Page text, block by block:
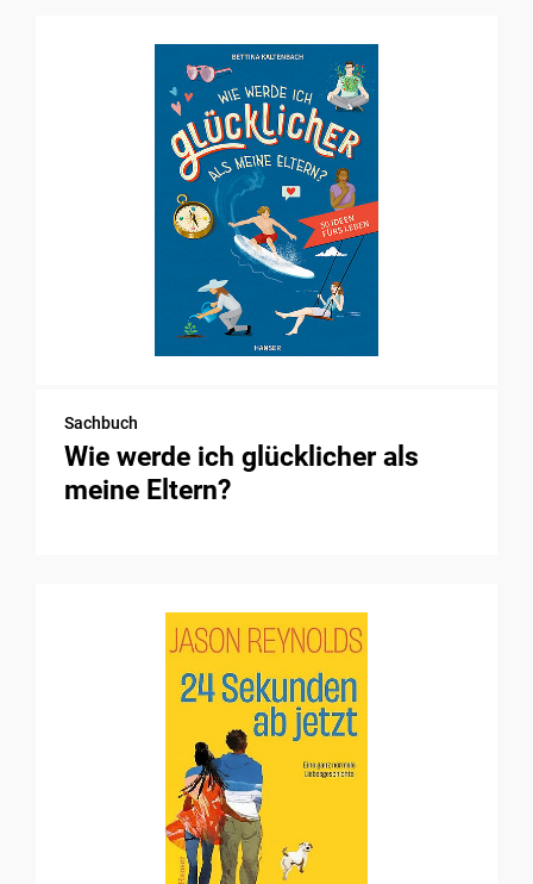
Sachbuch
Wie werde ich glücklicher als
meine Eltern?